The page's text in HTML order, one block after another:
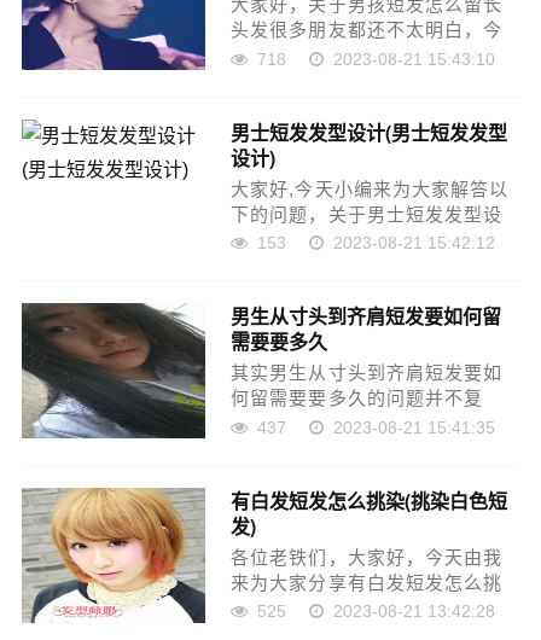
大家好，关于男孩短发怎么留长
头发很多朋友都还不太明白，今
天小编就来为大家分享关于男孩
平头短发想留长怎么剪男生从短
发留长发过渡怎样修剪短发怎么
在……
718 2023-08-21 15:43:10
男士短发发型设计(男士短发发型
设计)
大家好,今天小编来为大家解答以
下的问题，关于男士短发发型设
计，帅哥短发怎么弄好看图片这
发发型设计戴眼镜的男生剪怎样
的短发好看脸长的男人短发适
合……
153 2023-08-21 15:42:12
男生从寸头到齐肩短发要如何留
需要要多久
其实男生从寸头到齐肩短发要如
何留需要要多久的问题并不复
杂，但是又很多的朋友都不太了
男生从寸头到齐肩短发要如何留
需要要多久的一些知识，希望可
以帮……
437 2023-08-21 15:41:35
有白发短发怎么挑染(挑染白色短
发)
各位老铁们，大家好，今天由我
来为大家分享有白发短发怎么挑
染，以及女生短发建议染色不的
525 2023-08-21 13:42:28